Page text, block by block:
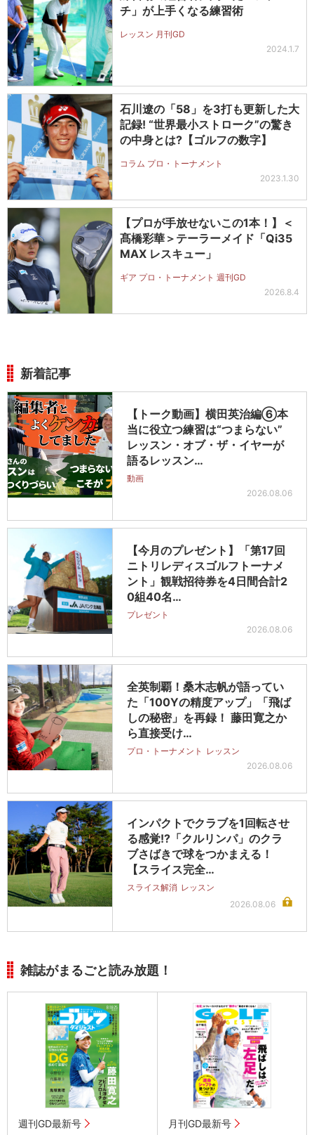
チ」が上手くなる練習術
レッスン 月刊GD
2024.1.7
石川遼の「58」を3打も更新した大
記録! “世界最小ストローク”の驚き
の中身とは?【ゴルフの数字】
コラム プロ・トーナメント
2023.1.30
【プロが手放せないこの1本！】＜
髙橋彩華＞テーラーメイド「Qi35
MAX レスキュー」
ギア プロ・トーナメント 週刊GD
2026.8.4
新着記事
【トーク動画】横田英治編⑥本
当に役立つ練習は“つまらない”
レッスン・オブ・ザ・イヤーが
語るレッスン…
動画
2026.08.06
【今月のプレゼント】「第17回
ニトリレディスゴルフトーナメ
ント」観戦招待券を4日間合計2
0組40名…
プレゼント
2026.08.06
全英制覇！桑木志帆が語ってい
た「100Yの精度アップ」「飛ば
しの秘密」を再録！ 藤田寛之か
ら直接受け…
プロ・トーナメント レッスン
2026.08.06
インパクトでクラブを1回転させ
る感覚!?「クルリンパ」のクラ
ブさばきで球をつかまえる！
【スライス完全…
スライス解消 レッスン
2026.08.06
雑誌がまるごと読み放題！
週刊GD最新号 月刊GD最新号